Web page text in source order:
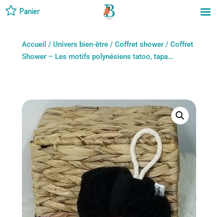
Accueil / Univers bien-être/ Coffret shower/ Coffret
Shower – Les motifs polynésiens tatoo, tapa…
Panier